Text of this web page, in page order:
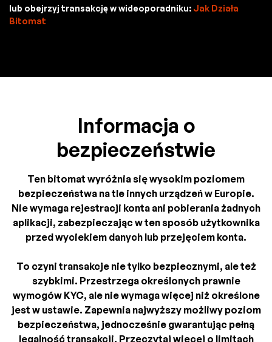
lub obejrzyj transakcję w wideoporadniku: Jak Działa
Bitomat
Informacja o
bezpieczeństwie
Ten bitomat wyróżnia się wysokim poziomem
bezpieczeństwa na tle innych urządzeń w Europie.
Nie wymaga rejestracji konta ani pobierania żadnych
aplikacji, zabezpieczając w ten sposób użytkownika
przed wyciekiem danych lub przejęciem konta.
To czyni transakcje nie tylko bezpiecznymi, ale też
szybkimi. Przestrzega określonych prawnie
wymogów KYC, ale nie wymaga więcej niż określone
jest w ustawie. Zapewnia najwyższy możliwy poziom
bezpieczeństwa, jednocześnie gwarantując pełną
legalność transakcji. Przeczytaj więcej o limitach